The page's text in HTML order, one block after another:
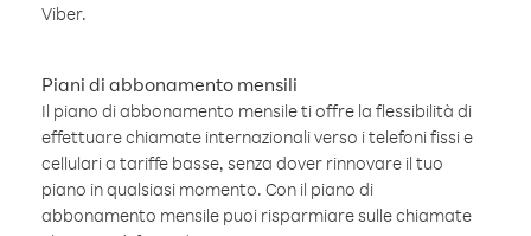
Viber.
Piani di abbonamento mensili
Il piano di abbonamento mensile ti offre la flessibilità di
effettuare chiamate internazionali verso i telefoni fissi e
cellulari a tariffe basse, senza dover rinnovare il tuo
piano in qualsiasi momento. Con il piano di
abbonamento mensile puoi risparmiare sulle chiamate